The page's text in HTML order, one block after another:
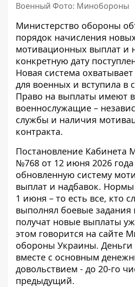
Военный Фото: Минобороны
Министерство обороны
порядок начисления
мотивационных выплат и
конкретную дату
Новая система охватывает
для военных и вступила в
Право на выплаты имеют
военнослужащие –
службы и наличия
контракта.
Постановление Кабинета
№768 от 12 июня 2026 года
обновленную систему
выплат и надбавок.
1 июня – то есть все, кто
выполнял боевые задания
получат новые выплаты
этом говорится на сайте
обороны Украины.
вместе с основным
довольствием - до 20-го
предыдущий.